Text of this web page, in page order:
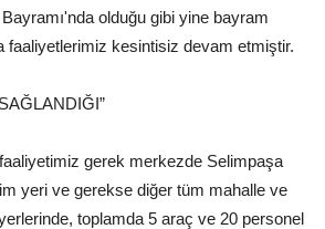
olduğu gibi yine bayram
faaliyetlerimiz kesintisiz devam etmiştir.
gerek merkezde Selimpaşa
yeri ve gerekse diğer tüm mahalle ve
toplamda 5 araç ve 20 personel